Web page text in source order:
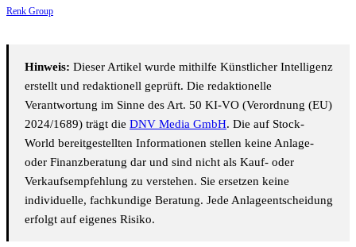
Renk Group
Hinweis: Dieser Artikel wurde mithilfe Künstlicher Intelligenz
erstellt und redaktionell geprüft. Die redaktionelle
Verantwortung im Sinne des Art. 50 KI-VO (Verordnung (EU)
2024/1689) trägt die DNV Media GmbH. Die auf Stock-
World bereitgestellten Informationen stellen keine Anlage-
oder Finanzberatung dar und sind nicht als Kauf- oder
Verkaufsempfehlung zu verstehen. Sie ersetzen keine
individuelle, fachkundige Beratung. Jede Anlageentscheidung
erfolgt auf eigenes Risiko.